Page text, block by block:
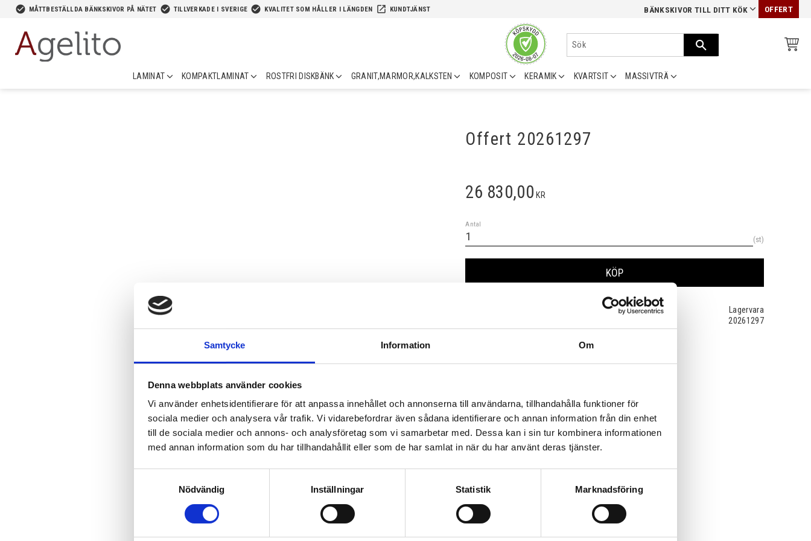
Samtycke Information Om
Denna webbplats använder cookies
Vi använder enhetsidentifierare för att anpassa innehållet och annonserna till användarna, tillhandahålla funktioner för
sociala medier och analysera vår trafik. Vi vidarebefordrar även sådana identifierare och annan information från din enhet
till de sociala medier och annons- och analysföretag som vi samarbetar med. Dessa kan i sin tur kombinera informationen
med annan information som du har tillhandahållit eller som de har samlat in när du har använt deras tjänster.
Nödvändig
Inställningar Statistik Marknadsföring
check_circle MÅTTBESTÄLLDA BÄNKSKIVOR PÅ NÄTET check_circle TILLVERKADE I SVERIGE check_circle KVALITET SOM HÅLLER I LÄNGDEN launch KUNDTJÄNST BÄNKSKIVOR TILL DITT KÖK OFFERT
LAMINAT KOMPAKTLAMINAT ROSTFRI DISKBÄNK GRANIT,MARMOR,KALKSTEN KOMPOSIT KERAMIK KVARTSIT MASSIVTRÄ
Offert 20261297
26 830,00 KR
Antal
st
KÖP
Lagervara
20261297